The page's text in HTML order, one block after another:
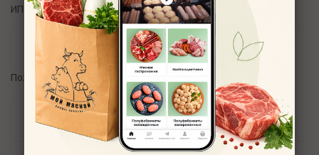
ИП Кравченко Н.В г. Кострома, Пр.Мира 128а
Отзывы
Пожалуйста, авторизуйтесь
Задать вопрос